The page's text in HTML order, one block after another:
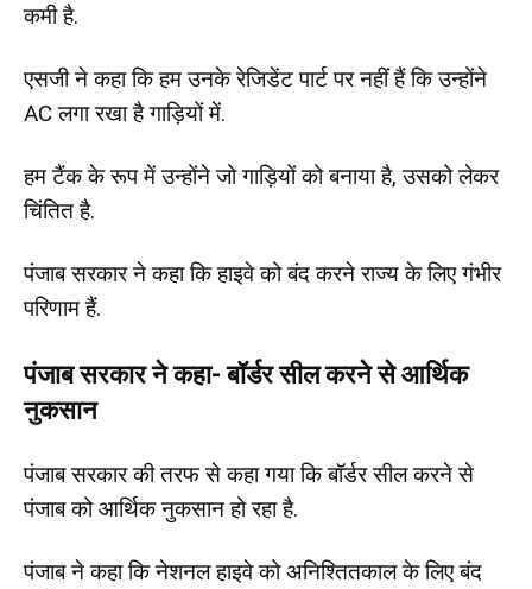
कमी है.
एसजी ने कहा कि हम उनके रेजिडेंट पार्ट पर नहीं हैं कि उन्होंने
AC लगा रखा है गाड़ियों में.
हम टैंक के रूप में उन्होंने जो गाड़ियों को बनाया है, उसको लेकर
चिंतित है.
पंजाब सरकार ने कहा कि हाइवे को बंद करने राज्य के लिए गंभीर
परिणाम हैं.
पंजाब सरकार ने कहा- बॉर्डर सील करने से आर्थिक
नुकसान
पंजाब सरकार की तरफ से कहा गया कि बॉर्डर सील करने से
पंजाब को आर्थिक नुकसान हो रहा है.
पंजाब ने कहा कि नेशनल हाइवे को अनिश्तितकाल के लिए बंद